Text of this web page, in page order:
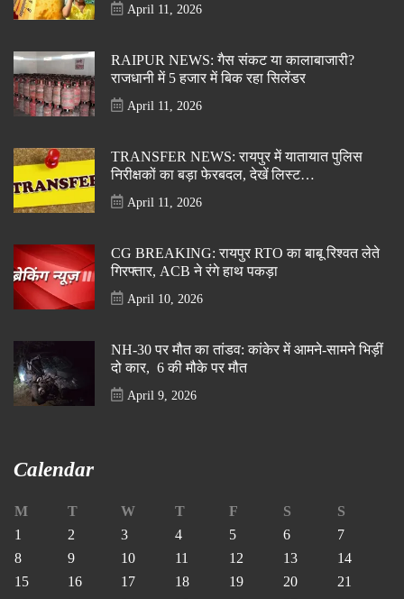
April 11, 2026
RAIPUR NEWS: गैस संकट या कालाबाजारी?
राजधानी में 5 हजार में बिक रहा सिलेंडर
April 11, 2026
TRANSFER NEWS: रायपुर में यातायात पुलिस
निरीक्षकों का बड़ा फेरबदल, देखें लिस्ट…
April 11, 2026
CG BREAKING: रायपुर RTO का बाबू रिश्वत लेते
गिरफ्तार, ACB ने रंगे हाथ पकड़ा
April 10, 2026
NH-30 पर मौत का तांडव: कांकेर में आमने-सामने भिड़ीं
दो कार, 6 की मौके पर मौत
April 9, 2026
Calendar
M T W T F S
S
1
2 3 4 5 6
7
8
9 10 11 12 13
14
15
16 17 18 19 20
21